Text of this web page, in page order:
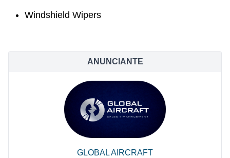
Windshield Wipers
ANUNCIANTE
GLOBAL AIRCRAFT